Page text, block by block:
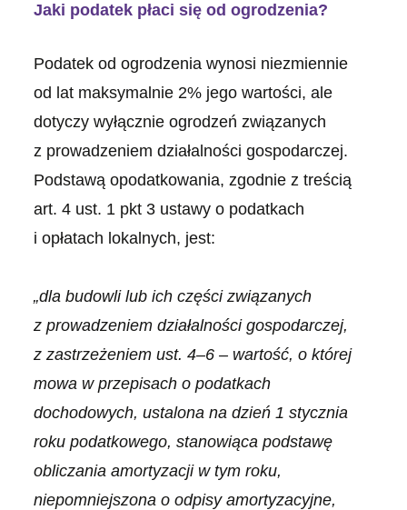
Jaki podatek płaci się od ogrodzenia?
Podatek od ogrodzenia wynosi niezmiennie
od lat maksymalnie 2% jego wartości, ale
dotyczy wyłącznie ogrodzeń związanych
z prowadzeniem działalności gospodarczej.
Podstawą opodatkowania, zgodnie z treścią
art. 4 ust. 1 pkt 3 ustawy o podatkach
i opłatach lokalnych, jest:
„dla budowli lub ich części związanych
z prowadzeniem działalności gospodarczej,
z zastrzeżeniem ust. 4–6 – wartość, o której
mowa w przepisach o podatkach
dochodowych, ustalona na dzień 1 stycznia
roku podatkowego, stanowiąca podstawę
obliczania amortyzacji w tym roku,
niepomniejszona o odpisy amortyzacyjne,